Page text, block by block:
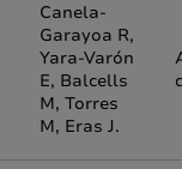
Canela-
Garayoa R,
Yara-Varón
E, Balcells
M, Torres
M, Eras J.